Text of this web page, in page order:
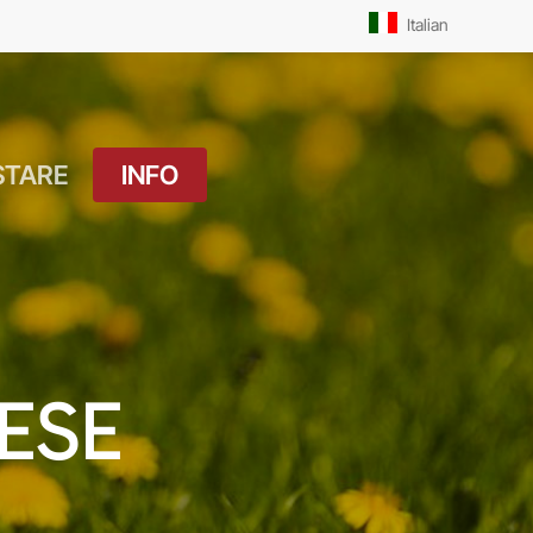
Italian
Drink
OUTDOOR
Il Molo
Pista Ciclabile
INFO
Orari Messe: Feriale
Orari Messe:
Prefestivo
Orari Messe: Festivo